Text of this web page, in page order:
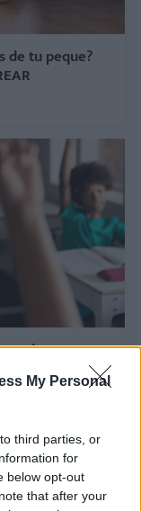
My Personal
third parties, or
for
below opt-out
that after your
de tu peque?
en un